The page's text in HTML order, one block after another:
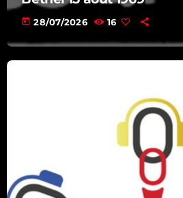
today 28/07/2026 16